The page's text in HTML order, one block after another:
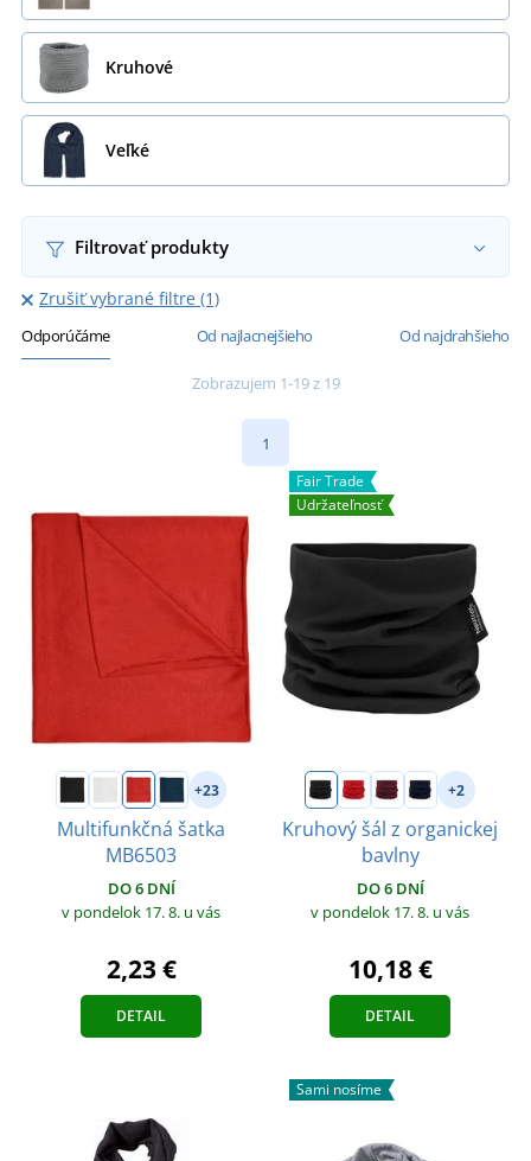
Kruhové
Veľké
Filtrovať produkty
Zrušiť vybrané filtre (1)
Odporúčáme Od najlacnejšieho Od najdrahšieho
Zobrazujem 1-19 z 19
1
+23
Multifunkčná šatka
MB6503
DO 6 DNÍ
v pondelok 17. 8. u vás
2,23 €
DETAIL
Fair Trade
Udržateľnosť
+2
Kruhový šál z organickej
bavlny
DO 6 DNÍ
v pondelok 17. 8. u vás
10,18 €
DETAIL
Sami nosíme